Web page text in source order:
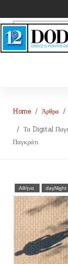
Home Άρθρα
Τα Digital
Παγκράτι
Αθήνα dayNight